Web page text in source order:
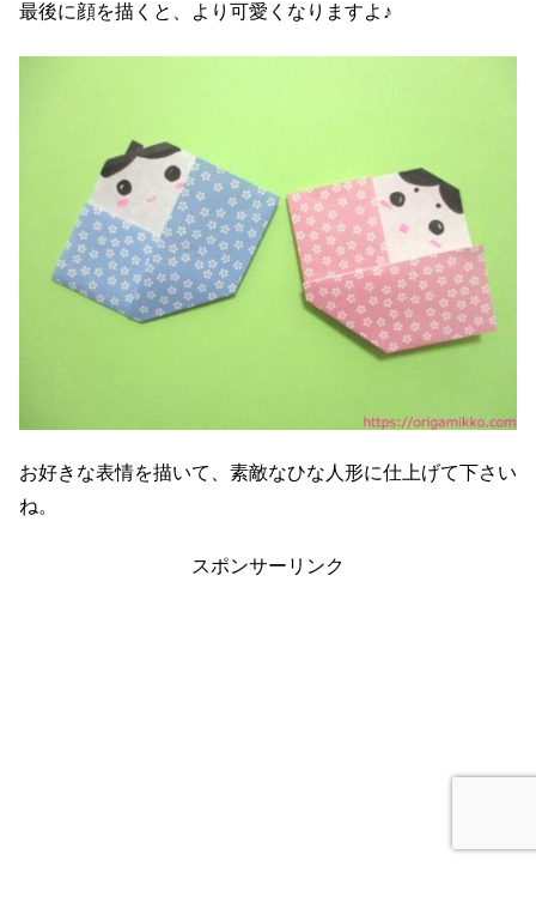
最後に顔を描くと、より可愛くなりますよ♪
お好きな表情を描いて、素敵なひな人形に仕上げて下さい
ね。
スポンサーリンク